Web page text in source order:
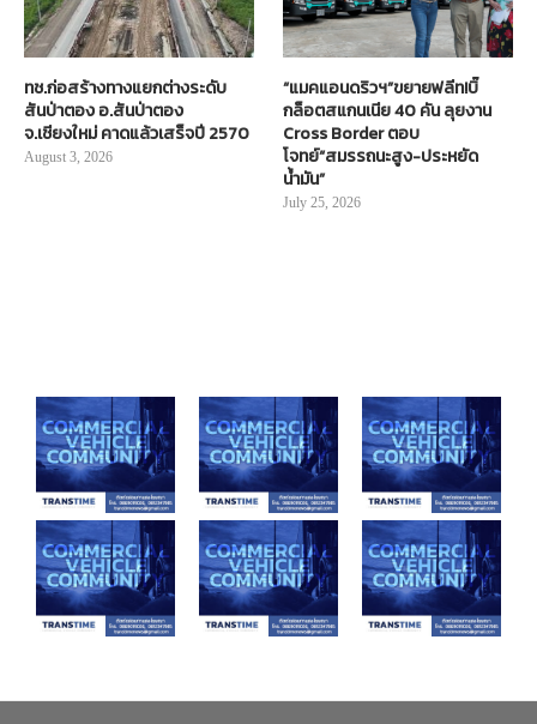
ทช.ก่อสร้างทางแยกต่างระดับ
สันป่าตอง อ.สันป่าตอง
จ.เชียงใหม่ คาดแล้วเสร็จปี 2570
August 3, 2026
“แมคแอนดริวฯ”ขยายฟลีท!บิ๊
กล็อตสแกนเนีย 40 คัน ลุยงาน
Cross Border ตอบ
โจทย์“สมรรถนะสูง-ประหยัด
น้ำมัน”
July 25, 2026